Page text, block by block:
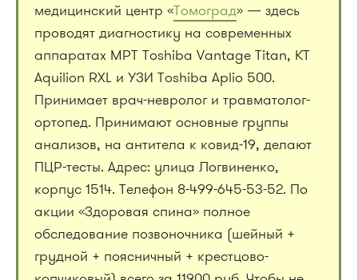
медицинский центр «Томоград» — здесь
проводят диагностику на современных
аппаратах МРТ Toshiba Vantage Titan, КТ
Aquilion RXL и УЗИ Toshiba Aplio 500.
Принимает врач-невролог и травматолог-
ортопед. Принимают основные группы
анализов, на антитела к ковид-19, делают
ПЦР-тесты. Адрес: улица Логвиненко,
корпус 1514. Телефон 8-499-645-53-52. По
акции «Здоровая спина» полное
обследование позвоночника (шейный +
грудной + поясничный + крестцово-